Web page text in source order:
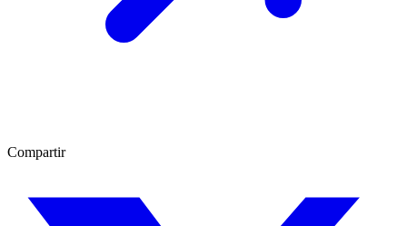
Compartir